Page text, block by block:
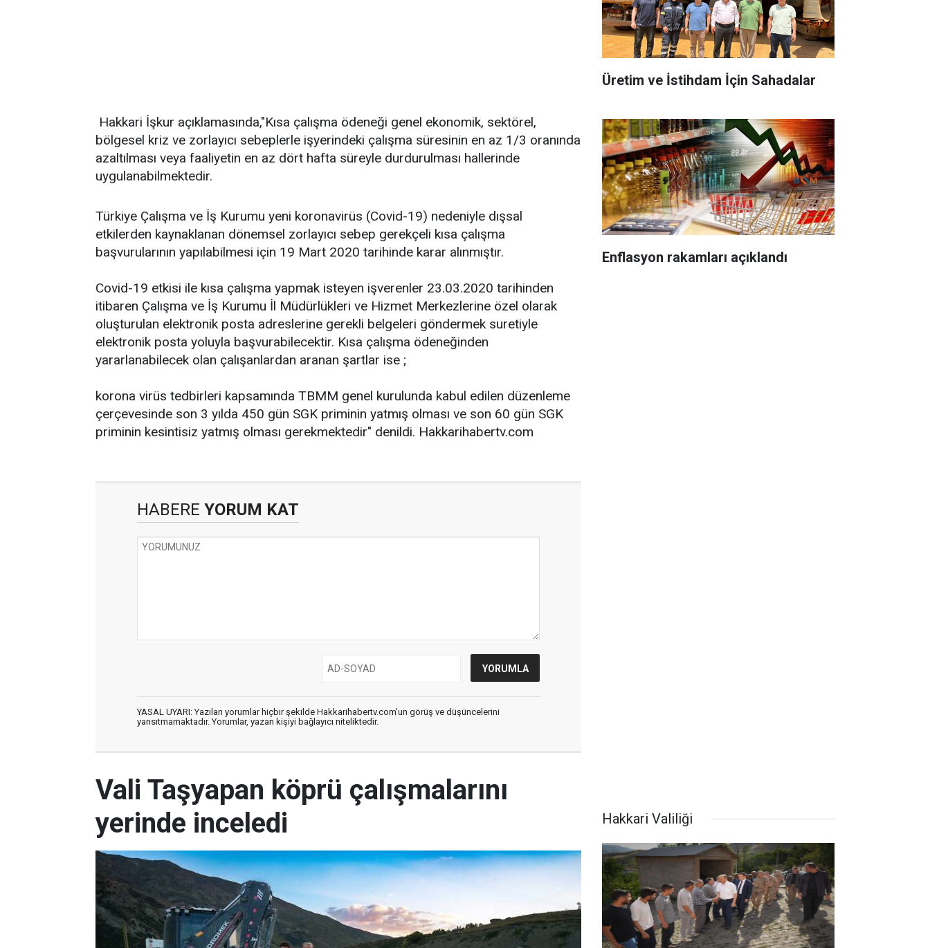
Hakkari İşkur açıklamasında,"Kısa çalışma ödeneği genel ekonomik, sektörel,
bölgesel kriz ve zorlayıcı sebeplerle işyerindeki çalışma süresinin en az 1/3 oranında
azaltılması veya faaliyetin en az dört hafta süreyle durdurulması hallerinde
uygulanabilmektedir.
Türkiye Çalışma ve İş Kurumu yeni koronavirüs (Covid-19) nedeniyle dışsal
etkilerden kaynaklanan dönemsel zorlayıcı sebep gerekçeli kısa çalışma
başvurularının yapılabilmesi için 19 Mart 2020 tarihinde karar alınmıştır.
Covid-19 etkisi ile kısa çalışma yapmak isteyen işverenler 23.03.2020 tarihinden
itibaren Çalışma ve İş Kurumu İl Müdürlükleri ve Hizmet Merkezlerine özel olarak
oluşturulan elektronik posta adreslerine gerekli belgeleri göndermek suretiyle
elektronik posta yoluyla başvurabilecektir. Kısa çalışma ödeneğinden
yararlanabilecek olan çalışanlardan aranan şartlar ise ;
korona virüs tedbirleri kapsamında TBMM genel kurulunda kabul edilen düzenleme
çerçevesinde son 3 yılda 450 gün SGK priminin yatmış olması ve son 60 gün SGK
priminin kesintisiz yatmış olması gerekmektedir" denildi. Hakkarihabertv.com
HABERE YORUM KAT
YASAL UYARI: Yazılan yorumlar hiçbir şekilde Hakkarihabertv.com’un görüş ve düşüncelerini
yansıtmamaktadır. Yorumlar, yazan kişiyi bağlayıcı niteliktedir.
Üretim ve İstihdam İçin Sahadalar
Enflasyon rakamları açıklandı
Vali Taşyapan köprü çalışmalarını
yerinde inceledi
Hakkari Valiliği